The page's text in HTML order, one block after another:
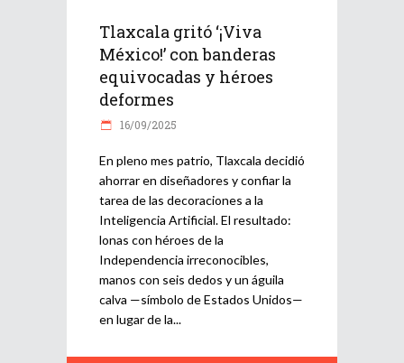
Tlaxcala gritó ‘¡Viva
México!’ con banderas
equivocadas y héroes
deformes
16/09/2025
En pleno mes patrio, Tlaxcala decidió
ahorrar en diseñadores y confiar la
tarea de las decoraciones a la
Inteligencia Artificial. El resultado:
lonas con héroes de la
Independencia irreconocibles,
manos con seis dedos y un águila
calva —símbolo de Estados Unidos—
en lugar de la